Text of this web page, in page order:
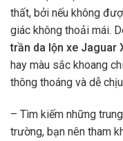
thất, bởi nếu không
giác không thoải mái.
trần da lộn xe Jaguar
hay màu sắc khoang
thông thoáng và dễ
– Tìm kiếm những
trường, bạn nên tham